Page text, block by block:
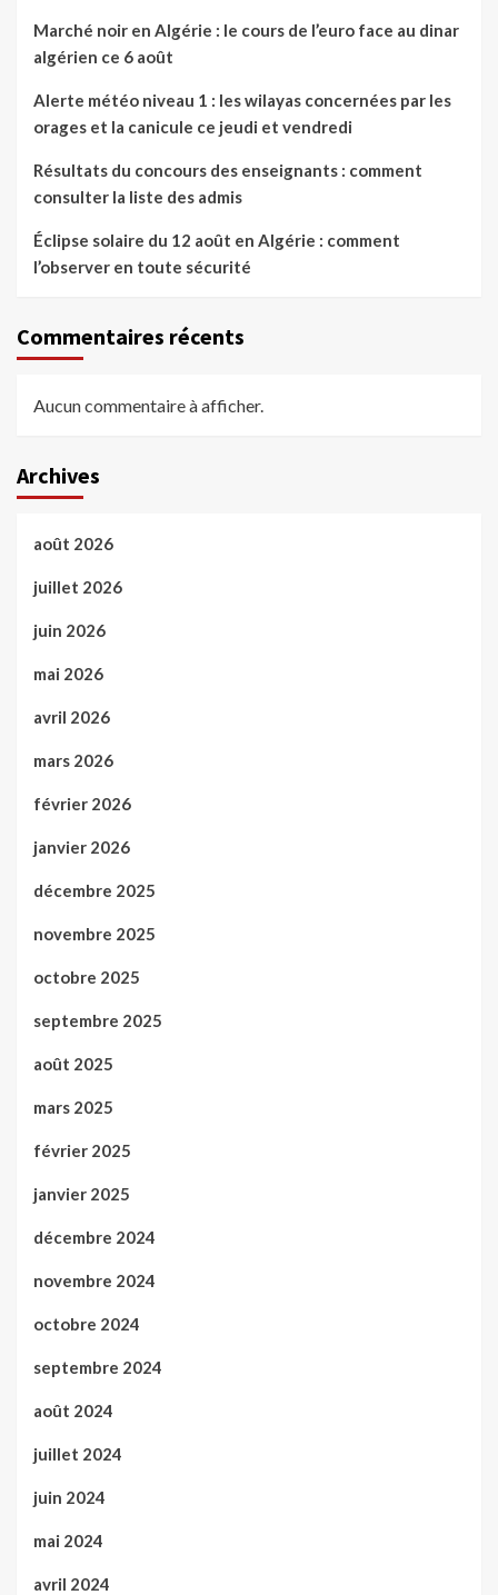
Marché noir en Algérie : le cours de l’euro face au dinar
algérien ce 6 août
Alerte météo niveau 1 : les wilayas concernées par les
orages et la canicule ce jeudi et vendredi
Résultats du concours des enseignants : comment
consulter la liste des admis
Éclipse solaire du 12 août en Algérie : comment
l’observer en toute sécurité
Commentaires récents
Aucun commentaire à afficher.
Archives
août 2026
juillet 2026
juin 2026
mai 2026
avril 2026
mars 2026
février 2026
janvier 2026
décembre 2025
novembre 2025
octobre 2025
septembre 2025
août 2025
mars 2025
février 2025
janvier 2025
décembre 2024
novembre 2024
octobre 2024
septembre 2024
août 2024
juillet 2024
juin 2024
mai 2024
avril 2024